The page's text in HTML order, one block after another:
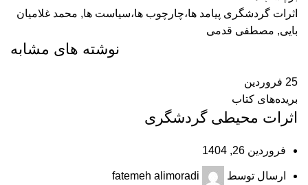
اثرات گردشگری پیامد ها،چارچوب ها،سیاست ها, محمد غلامیان
بایی, مصطفی قدمی
نوشته های مشابه
25 فروردین
بریده‌های کتاب
اثرات محیطی گردشگری
فروردین 26, 1404
ارسال توسط fatemeh alimoradi